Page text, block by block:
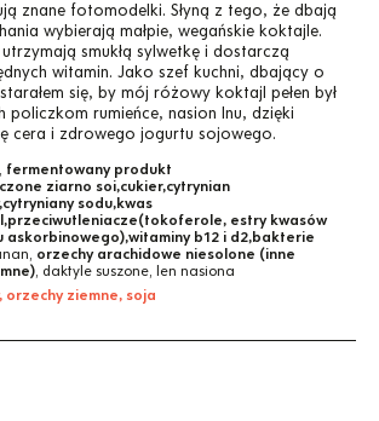
znane fotomodelki. Słyną z tego, że dbają
wybierają małpie, wegańskie koktajle.
smukłą sylwetkę i dostarczą
witamin. Jako szef kuchni, dbający o
się, by mój różowy koktajl pełen był
policzkom rumieńce, nasion lnu, dzięki
cera i zdrowego jogurtu sojowego.
fermentowany produkt
ziarno soi,cukier,cytrynian
sodu,kwas
estry kwasów
askorbinowego),witaminy b12 i d2,bakterie
orzechy arachidowe niesolone (inne
, daktyle suszone, len nasiona
orzechy ziemne, soja